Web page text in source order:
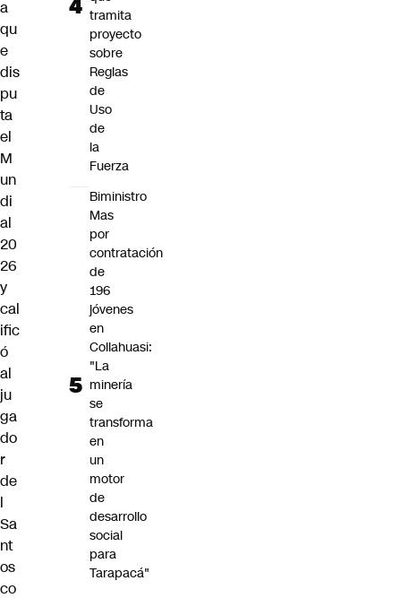
a
qu
e
dis
pu
ta
el
M
un
di
al
20
26
y
cal
ific
ó
al
ju
ga
do
r
de
l
Sa
nt
os
co
tramita
proyecto
sobre
Reglas
de
Uso
de
la
Fuerza
Biministro
Mas
por
contratación
de
196
jóvenes
en
Collahuasi:
"La
minería
se
transforma
en
un
motor
de
desarrollo
social
para
Tarapacá"